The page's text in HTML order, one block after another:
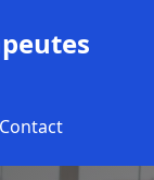
Contact